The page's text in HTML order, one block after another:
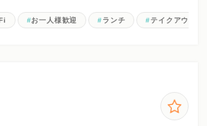
お一人様歓迎 ランチ テイクアウト